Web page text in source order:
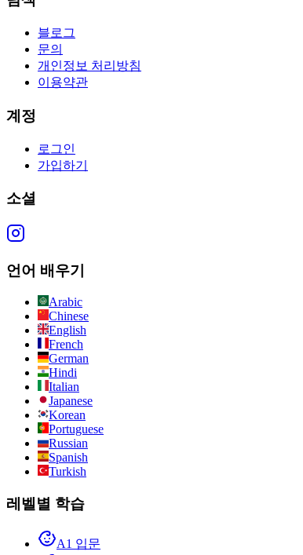
블로그
문의
개인정보 처리방침
이용약관
계정
로그인
가입하기
소셜
언어 배우기
Arabic
Chinese
English
French
German
Hindi
Italian
Japanese
Korean
Portuguese
Russian
Spanish
Turkish
레벨별 학습
A1 입문